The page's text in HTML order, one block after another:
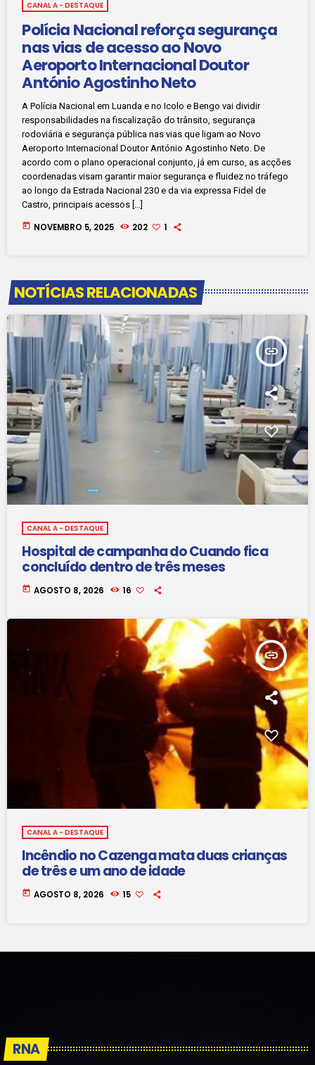
CANAL A - DESTAQUE
Polícia Nacional reforça segurança
nas vias de acesso ao Novo
Aeroporto Internacional Doutor
António Agostinho Neto
A Polícia Nacional em Luanda e no Icolo e Bengo vai dividir
responsabilidades na fiscalização do trânsito, segurança
rodoviária e segurança pública nas vias que ligam ao Novo
Aeroporto Internacional Doutor António Agostinho Neto. De
acordo com o plano operacional conjunto, já em curso, as acções
coordenadas visam garantir maior segurança e fluidez no tráfego
ao longo da Estrada Nacional 230 e da via expressa Fidel de
Castro, principais acessos […]
today NOVEMBRO 5, 2025 202 1
NOTÍCIAS RELACIONADAS
insert_link
CANAL A - DESTAQUE
Hospital de campanha do Cuando fica
concluído dentro de três meses
today AGOSTO 8, 2026 16
insert_link
CANAL A - DESTAQUE
Incêndio no Cazenga mata duas crianças
de três e um ano de idade
today AGOSTO 8, 2026 15
RNA